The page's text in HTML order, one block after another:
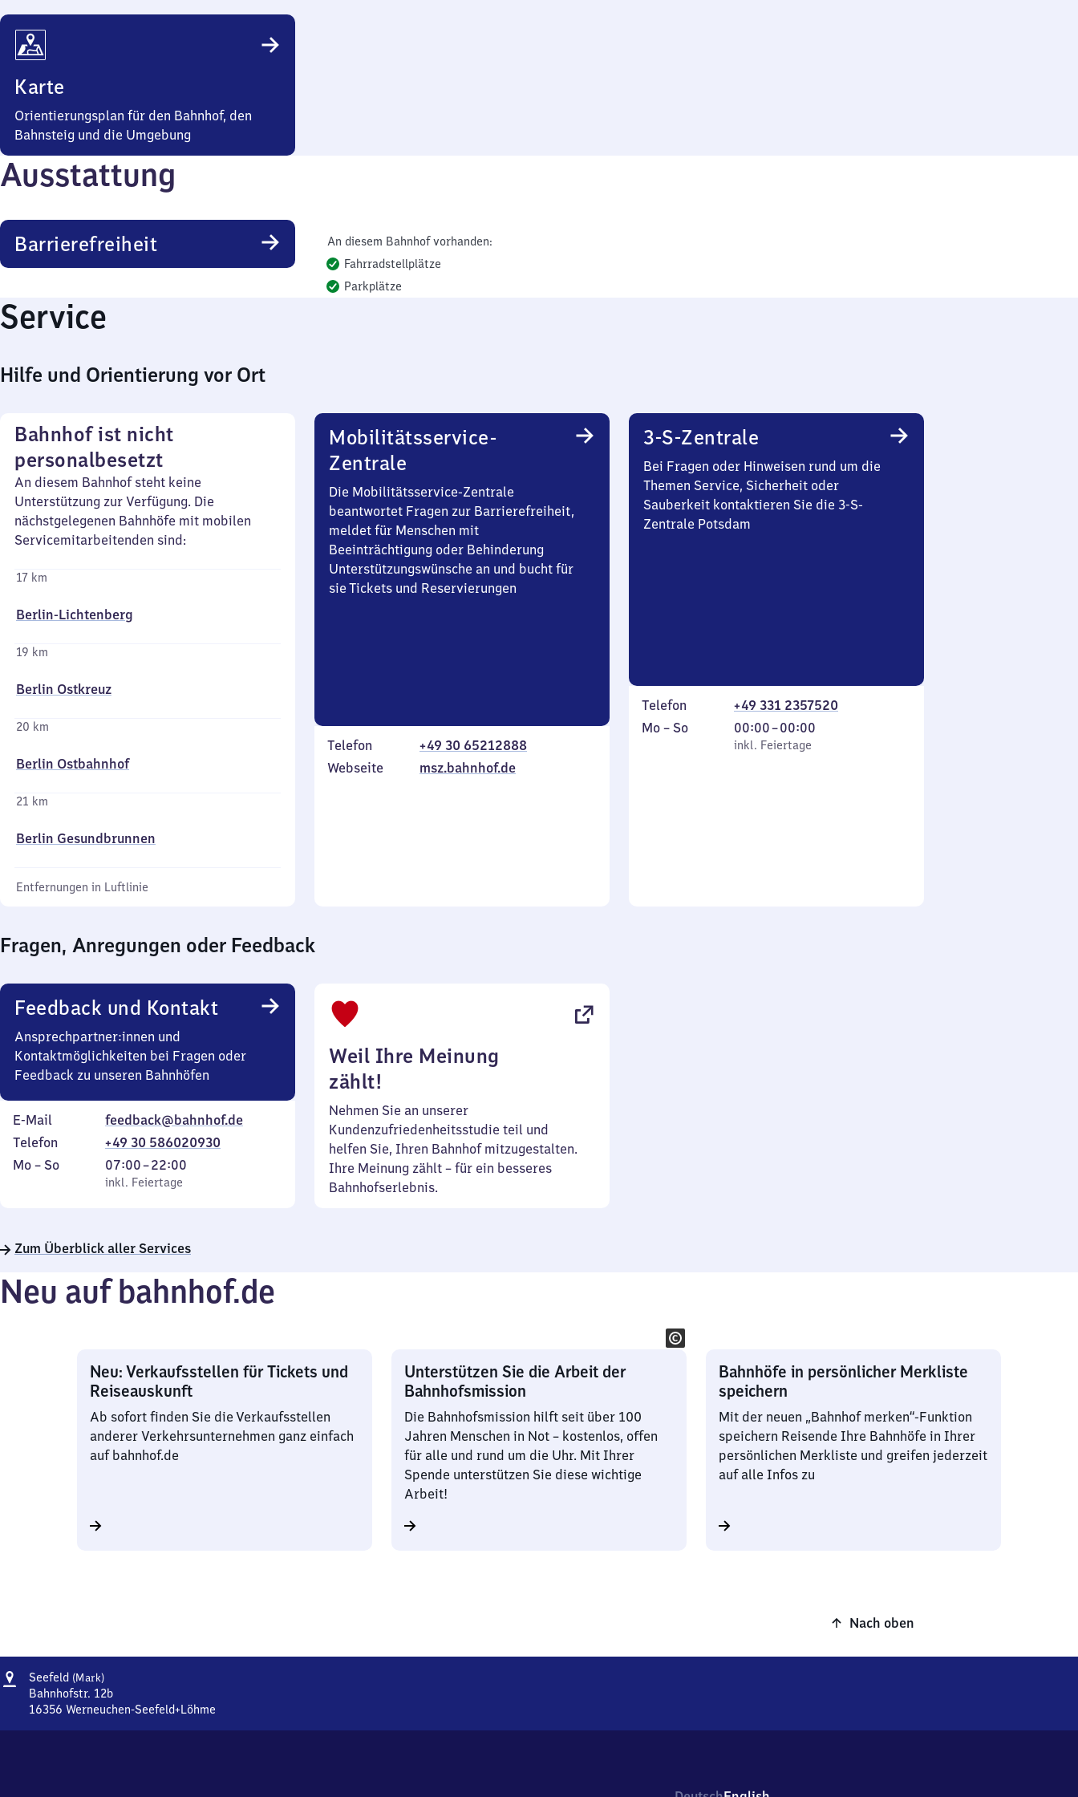
Karte
Orientierungsplan für den Bahnhof, den
Bahnsteig und die Umgebung
Ausstattung
Barrierefreiheit
An diesem Bahnhof vorhanden:
Fahrradstellplätze
Parkplätze
Service
Hilfe und Orientierung vor Ort
Bahnhof ist nicht
personalbesetzt
An diesem Bahnhof steht keine
Unterstützung zur Verfügung. Die
nächstgelegenen Bahnhöfe mit mobilen
Servicemitarbeitenden sind:
17 km
Berlin-Lichtenberg
19 km
Berlin Ostkreuz
20 km
Berlin Ostbahnhof
21 km
Berlin Gesundbrunnen
Entfernungen in Luftlinie
Mobilitätsservice-
Zentrale
Die Mobilitätsservice-Zentrale
beantwortet Fragen zur Barrierefreiheit,
meldet für Menschen mit
Beeinträchtigung oder Behinderung
Unterstützungswünsche an und bucht für
sie Tickets und Reservierungen
Telefon
+49 30 65212888
Webseite
msz.bahnhof.de
3-S-Zentrale
Bei Fragen oder Hinweisen rund um die
Themen Service, Sicherheit oder
Sauberkeit kontaktieren Sie die 3-S-
Zentrale Potsdam
Telefon
+49 331 2357520
Montag
Mo – So,
inkl. Feiertage
00:00–00:00
Von
0
inkl. Feiertage
Fragen, Anregungen oder Feedback
Feedback und Kontakt
Ansprechpartner:innen und
Kontaktmöglichkeiten bei Fragen oder
Feedback zu unseren Bahnhöfen
E-Mail
feedback@bahnhof.de
Telefon
+49 30 586020930
Montag
Mo – So,
inkl. Feiertage
07:00–22:00
Von
7
22
inkl. Feiertage
Weil Ihre Meinung
zählt!
Nehmen Sie an unserer
Kundenzufriedenheitsstudie teil und
helfen Sie, Ihren Bahnhof mitzugestalten.
Ihre Meinung zählt – für ein besseres
Bahnhofserlebnis.
Zum Überblick aller Services
Neu auf bahnhof.de
Neu: Verkaufsstellen für Tickets und
Reiseauskunft
Ab sofort finden Sie die Verkaufsstellen
anderer Verkehrsunternehmen ganz einfach
auf bahnhof.de
Unterstützen Sie die Arbeit der
Bahnhofsmission
Die Bahnhofsmission hilft seit über 100
Jahren Menschen in Not – kostenlos, offen
für alle und rund um die Uhr. Mit Ihrer
Spende unterstützen Sie diese wichtige
Arbeit!
Bahnhöfe in persönlicher Merkliste
speichern
Mit der neuen „Bahnhof merken“-Funktion
speichern Reisende Ihre Bahnhöfe in Ihrer
persönlichen Merkliste und greifen jederzeit
auf alle Infos zu
Nach oben
Adresse
Seefeld (Mark)Seefeld
(Mark)
Bahnhofstr. 12b
16356 Werneuchen-Seefeld+Löhme